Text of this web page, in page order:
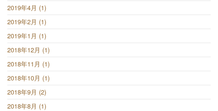
2019年4月 (1)
2019年2月 (1)
2019年1月 (1)
2018年12月 (1)
2018年11月 (1)
2018年10月 (1)
2018年9月 (2)
2018年8月 (1)